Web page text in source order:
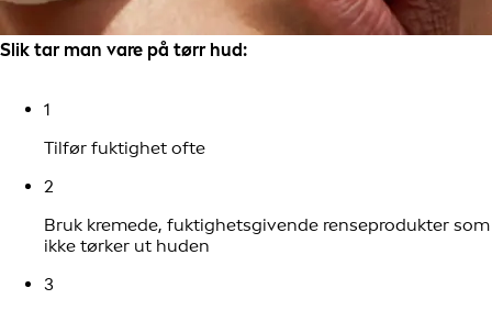
Slik tar man vare på tørr hud:
1
Tilfør fuktighet ofte
2
Bruk kremede, fuktighetsgivende renseprodukter som
ikke tørker ut huden
3